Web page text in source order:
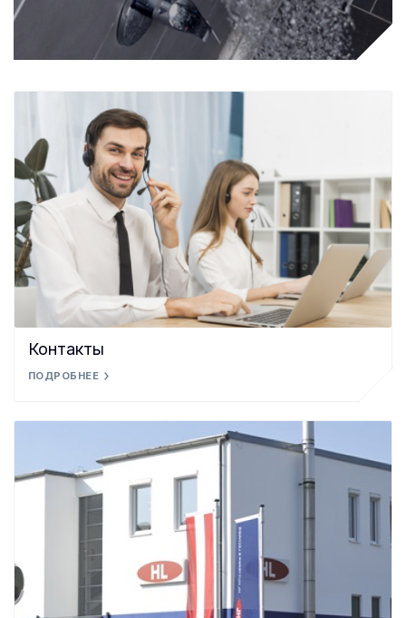
Контакты
ПОДРОБНЕЕ